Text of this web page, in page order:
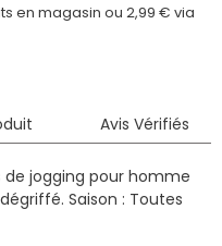
en magasin ou 2,99 € via
Avis Vérifiés
jogging pour homme
dégriffé. Saison : Toutes